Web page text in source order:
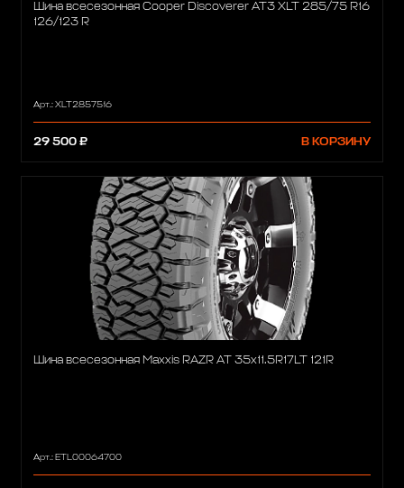
Шина всесезонная Cooper Discoverer AT3 XLT 285/75 R16
126/123 R
Арт.: XLT2857516
29 500 ₽ В КОРЗИНУ
Шина всесезонная Maxxis RAZR AT 35x11.5R17LT 121R
Арт.: ETL00064700